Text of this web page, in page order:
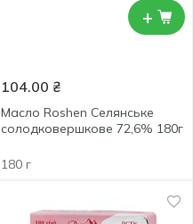
+
104.00 ₴
Масло Roshen Селянське
солодковершкове 72,6% 180г
180 г